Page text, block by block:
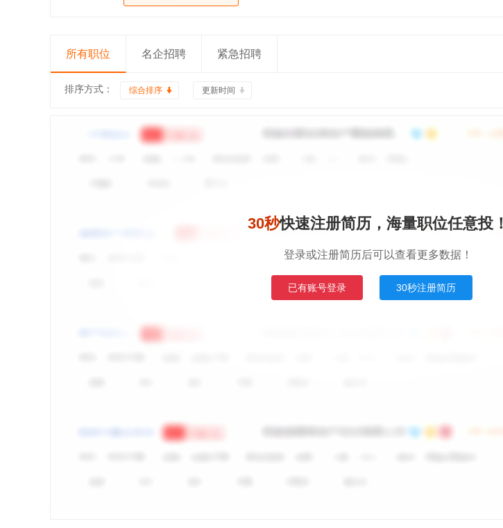
所有职位 名企招聘 紧急招聘
排序方式： 综合排序 更新时间
30秒快速注册简历，海量职位任意投！
登录或注册简历后可以查看更多数据！
已有账号登录 30秒注册简历